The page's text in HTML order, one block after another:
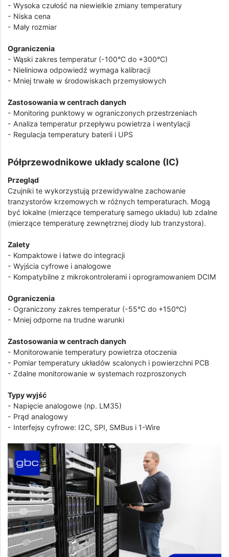
- Wysoka czułość na niewielkie zmiany temperatury
- Niska cena
- Mały rozmiar
Ograniczenia
- Wąski zakres temperatur (-100°C do +300°C)
- Nieliniowa odpowiedź wymaga kalibracji
- Mniej trwałe w środowiskach przemysłowych
Zastosowania w centrach danych
- Monitoring punktowy w ograniczonych przestrzeniach
- Analiza temperatur przepływu powietrza i wentylacji
- Regulacja temperatury baterii i UPS
Półprzewodnikowe układy scalone (IC)
Przegląd
Czujniki te wykorzystują przewidywalne zachowanie
tranzystorów krzemowych w różnych temperaturach. Mogą
być lokalne (mierzące temperaturę samego układu) lub zdalne
(mierzące temperaturę zewnętrznej diody lub tranzystora).
Zalety
- Kompaktowe i łatwe do integracji
- Wyjścia cyfrowe i analogowe
- Kompatybilne z mikrokontrolerami i oprogramowaniem DCIM
Ograniczenia
- Ograniczony zakres temperatur (-55°C do +150°C)
- Mniej odporne na trudne warunki
Zastosowania w centrach danych
- Monitorowanie temperatury powietrza otoczenia
- Pomiar temperatury układów scalonych i powierzchni PCB
- Zdalne monitorowanie w systemach rozproszonych
Typy wyjść
- Napięcie analogowe (np. LM35)
- Prąd analogowy
- Interfejsy cyfrowe: I2C, SPI, SMBus i 1-Wire